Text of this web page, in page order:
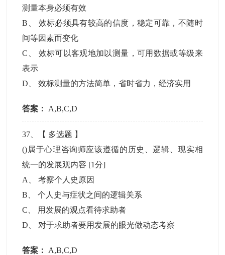
测量本身必须有效
B
效标必须具有较高的信度，稳定可靠，不随时
间等因素而变化
C
效标可以客观地加以测量，可用数据或等级来
表示
D 、效标测量的方法简单，省时省力，经济实用
答案： A,B,C,D
37 、【 多选题 】
()属于心理咨询师应该遵循的历史、逻辑、现实相
统一的发展观内容 [1分]
A
、考察个人史原因
B 、个人史与症状之间的逻辑关系
C
用发展的观点看待求助者
D
对于求助者要用发展的眼光做动态考察
答案： A,B,C,D